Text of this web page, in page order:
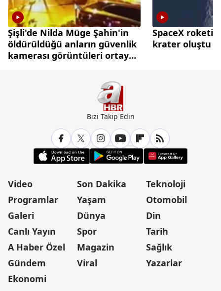
Şişli'de Nilda Müge Şahin'in
öldürüldüğü anların güvenlik
kamerası görüntüleri ortaya
SpaceX roketi
krater oluştu
Bizi Takip Edin
Video
Programlar
Galeri
Canlı Yayın
A Haber Özel
Gündem
Ekonomi
Son Dakika
Yaşam
Dünya
Spor
Magazin
Viral
Teknoloji
Otomobil
Din
Tarih
Sağlık
Yazarlar